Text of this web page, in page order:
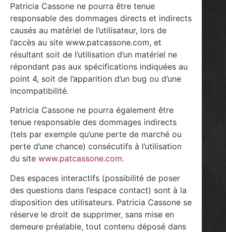
Patricia Cassone ne pourra être tenue
responsable des dommages directs et indirects
causés au matériel de l’utilisateur, lors de
l’accès au site www.patcassone.com, et
résultant soit de l’utilisation d’un matériel ne
répondant pas aux spécifications indiquées au
point 4, soit de l’apparition d’un bug ou d’une
incompatibilité.
Patricia Cassone ne pourra également être
tenue responsable des dommages indirects
(tels par exemple qu’une perte de marché ou
perte d’une chance) consécutifs à l’utilisation
du site www.patcassone.com.
Des espaces interactifs (possibilité de poser
des questions dans l’espace contact) sont à la
disposition des utilisateurs. Patricia Cassone se
réserve le droit de supprimer, sans mise en
demeure préalable, tout contenu déposé dans